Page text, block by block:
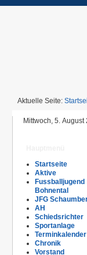
Aktuelle Seite:
Mittwoch, 5. August
Startseite
Aktive
Fussballjugend
Bohnental
JFG
AH
Schiedsrichter
Sportanlage
Terminkalender
Chronik
Vorstand